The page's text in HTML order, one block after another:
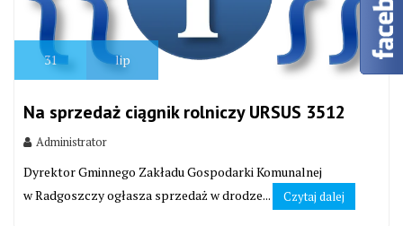
31 lip
Na sprzedaż ciągnik rolniczy URSUS 3512
Administrator
Dyrektor Gminnego Zakładu Gospodarki Komunalnej
w Radgoszczy ogłasza sprzedaż w drodze...
Czytaj dalej